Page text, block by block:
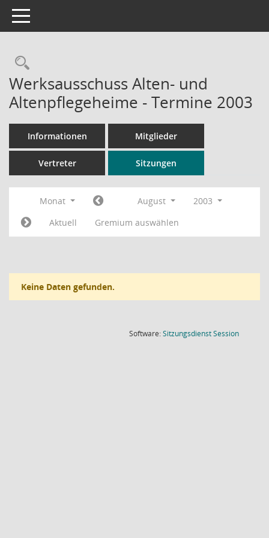
Toggle navigation
Rechercheauswahl
Werksausschuss Alten- und
Altenpflegeheime - Termine 2003
Informationen Mitglieder
Vertreter Sitzungen
Monat August
2003
Aktuell
Gremium auswählen
Keine Daten gefunden.
Software:SitzungsdienstSession(Wird in